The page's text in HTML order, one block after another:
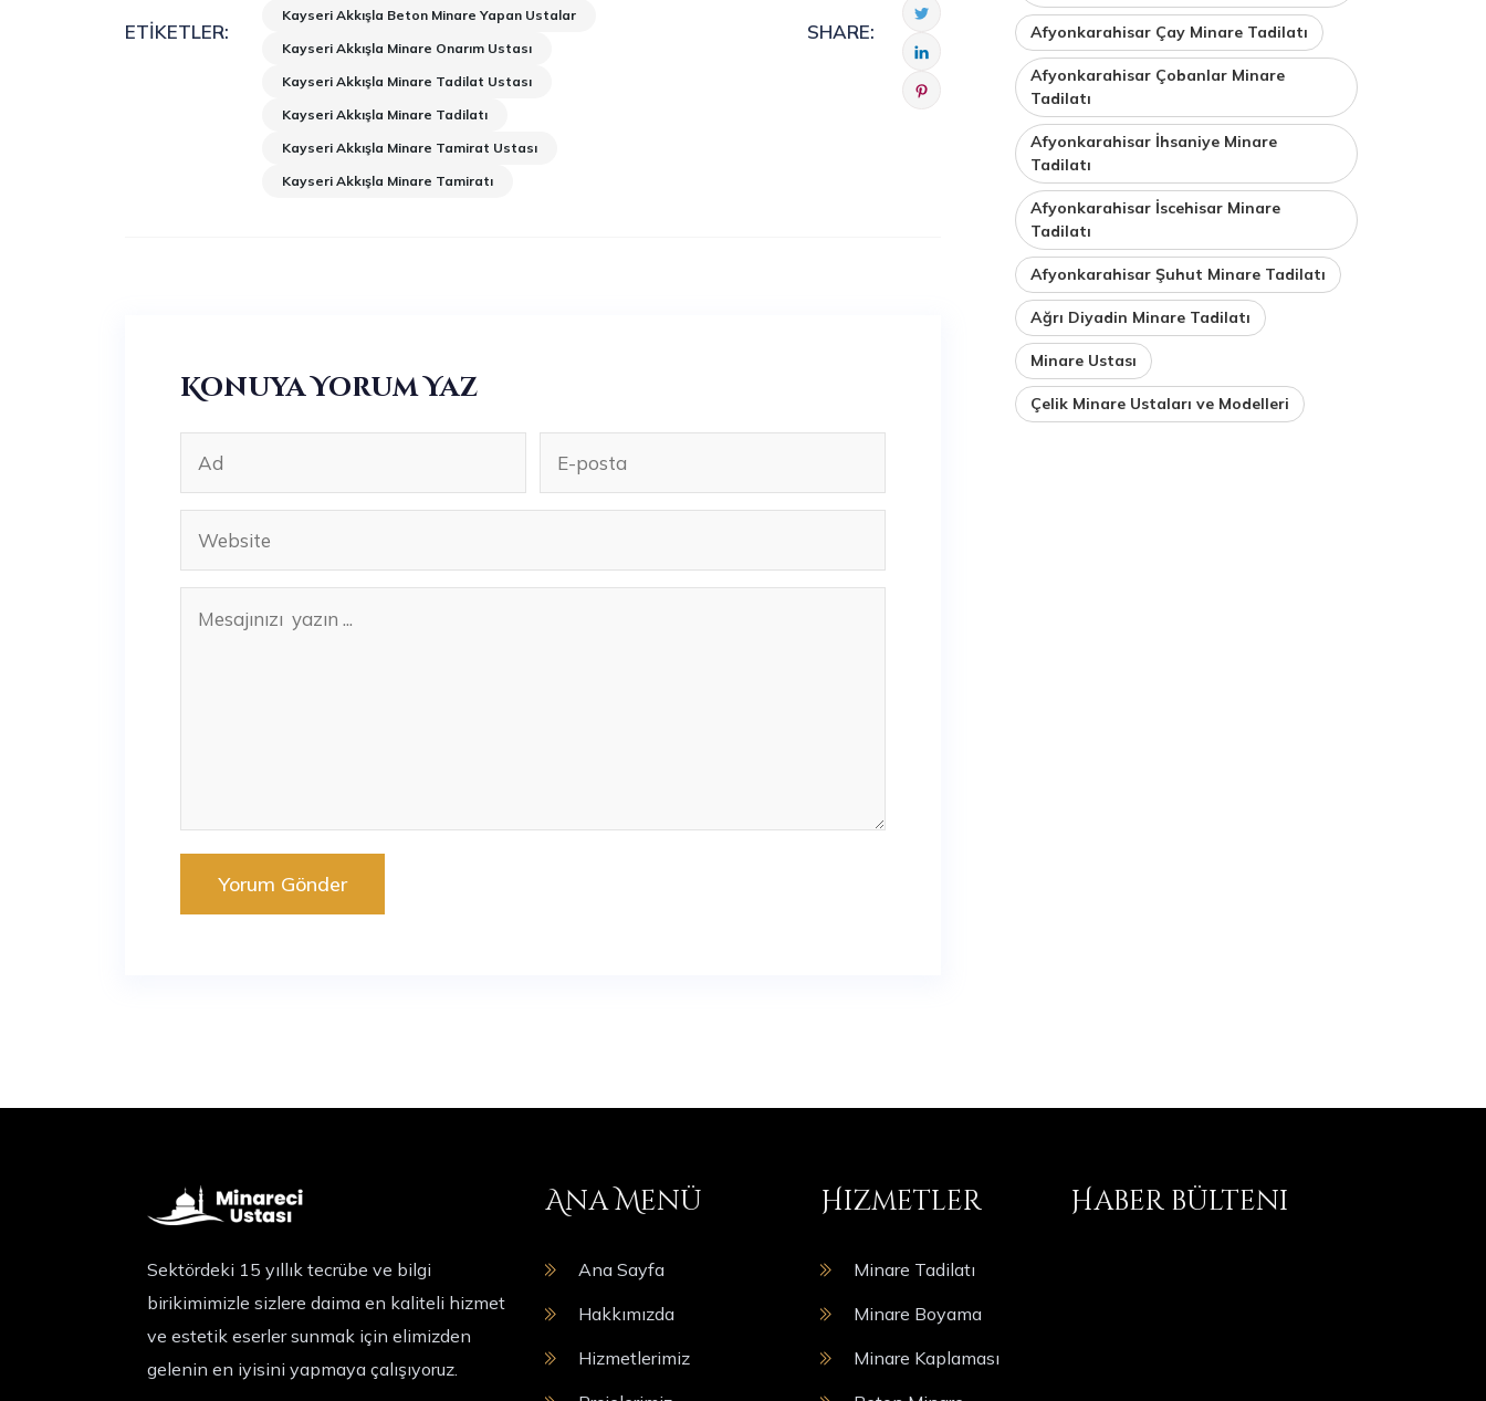
ETIKETLER:
Kayseri Akkışla Beton Minare Yapan Ustalar
Kayseri Akkışla Minare Onarım Ustası
Kayseri Akkışla Minare Tadilat Ustası
Kayseri Akkışla Minare Tadilatı
Kayseri Akkışla Minare Tamirat Ustası
Kayseri Akkışla Minare Tamiratı
SHARE:
Konuya Yorum Yaz
Afyonkarahisar Çay Minare Tadilatı
Afyonkarahisar Çobanlar Minare
Tadilatı
Afyonkarahisar İhsaniye Minare
Tadilatı
Afyonkarahisar İscehisar Minare
Tadilatı
Afyonkarahisar Şuhut Minare Tadilatı
Ağrı Diyadin Minare Tadilatı
Minare Ustası
Çelik Minare Ustaları ve Modelleri
Sektördeki 15 yıllık tecrübe ve bilgi
birikimimizle sizlere daima en kaliteli hizmet
ve estetik eserler sunmak için elimizden
gelenin en iyisini yapmaya çalışıyoruz.
Ana Menü
Ana Sayfa
Hakkımızda
Hizmetlerimiz
Hizmetler
Minare Tadilatı
Minare Boyama
Minare Kaplaması
Haber bülteni